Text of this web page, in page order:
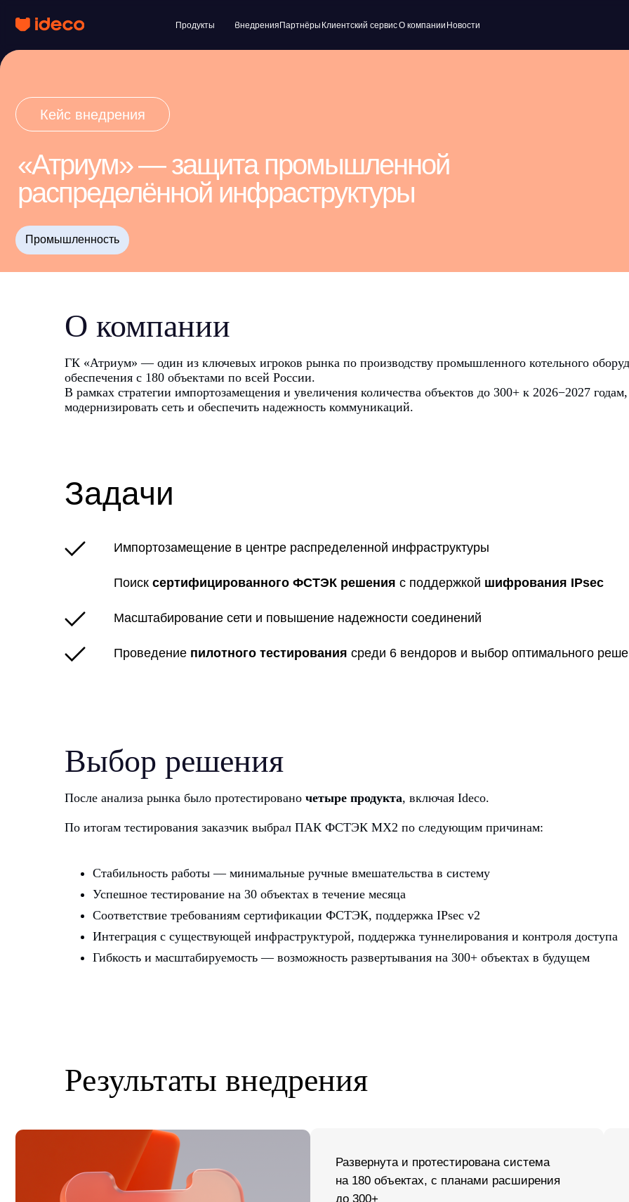
Продукты Внедрения Партнёры Клиентский сервисО компанииНовости
Кейс внедрения
«Атриум» — защита промышленной
распределённой инфраструктуры
О компании
ГК «Атриум» — один из ключевых игроков рынка по производству промышленного котельного
обеспечения с 180 объектами по всей России.
В рамках стратегии импортозамещения и увеличения количества объектов до 300+ к 2026−2027
модернизировать сеть и обеспечить надежность коммуникаций.
Задачи
Импортозамещение в центре распределенной инфраструктуры
Поиск сертифицированного ФСТЭК решения с поддержкой шифрования IPsec
Масштабирование сети и повышение надежности соединений
Проведение пилотного тестирования среди 6 вендоров и выбор оптимального
Выбор решения
После анализа рынка было протестировано четыре продукта, включая Ideco.
По итогам тестирования заказчик выбрал ПАК ФСТЭК MX2 по следующим причинам:
Стабильность работы — минимальные ручные вмешательства в систему
Успешное тестирование на 30 объектах в течение месяца
Соответствие требованиям сертификации ФСТЭК, поддержка IPsec v2
Интеграция с существующей инфраструктурой, поддержка туннелирования и контроля доступа
Гибкость и масштабируемость — возможность развертывания на 300+ объектах в будущем
Результаты внедрения
Надежная и удобная инфраструктура, полностью